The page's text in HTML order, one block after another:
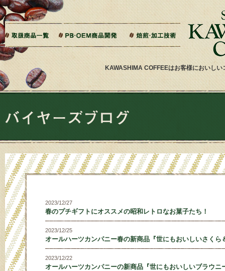
KAWASHIMA COFFEEはお客様においし
本文へジャンプ
ドリップバッグ加工
ティーバッグ加工
リキッドコーヒー加工
オーダー焙煎
パッケージデザイン・印刷
2023/12/27
春のプチギフトにオススメの昭和レトロなお菓子たち！
2023/12/25
オールハーツカンパニー春の新商品『世にもおいしいさくら
2023/12/22
オールハーツカンパニーの新商品『世にもおいしいブラウニ